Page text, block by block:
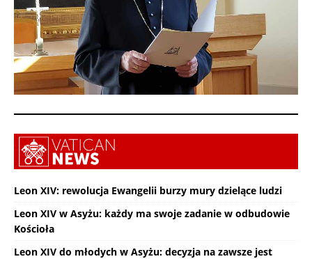
Leon XIV: rewolucja Ewangelii burzy mury dzielące ludzi
Leon XIV w Asyżu: każdy ma swoje zadanie w odbudowie
Kościoła
Leon XIV do młodych w Asyżu: decyzja na zawsze jest